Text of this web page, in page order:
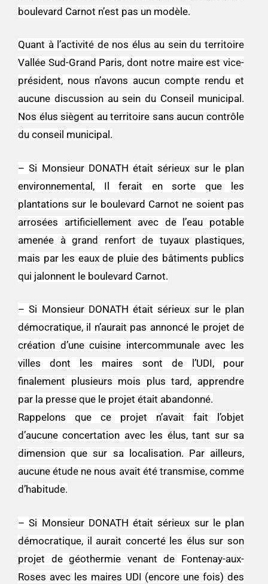
boulevard Carnot n’est pas un modèle.
Quant à l’activité de nos élus au sein du territoire
Vallée Sud-Grand Paris, dont notre maire est vice-
président, nous n’avons aucun compte rendu et
aucune discussion au sein du Conseil municipal.
Nos élus siègent au territoire sans aucun contrôle
du conseil municipal.
– Si Monsieur DONATH était sérieux sur le plan
environnemental, Il ferait en sorte que les
plantations sur le boulevard Carnot ne soient pas
arrosées artificiellement avec de l’eau potable
amenée à grand renfort de tuyaux plastiques,
mais par les eaux de pluie des bâtiments publics
qui jalonnent le boulevard Carnot.
– Si Monsieur DONATH était sérieux sur le plan
démocratique, il n’aurait pas annoncé le projet de
création d’une cuisine intercommunale avec les
villes dont les maires sont de l’UDI, pour
finalement plusieurs mois plus tard, apprendre
par la presse que le projet était abandonné.
Rappelons que ce projet n’avait fait l’objet
d’aucune concertation avec les élus, tant sur sa
dimension que sur sa localisation. Par ailleurs,
aucune étude ne nous avait été transmise, comme
d’habitude.
– Si Monsieur DONATH était sérieux sur le plan
démocratique, il aurait concerté les élus sur son
projet de géothermie venant de Fontenay-aux-
Roses avec les maires UDI (encore une fois) des